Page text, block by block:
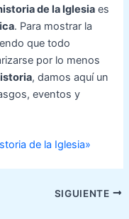
de la Iglesia es
. Para mostrar la
que todo
por lo menos
, damos aquí un
eventos y
de la Iglesia»
SIGUIENTE